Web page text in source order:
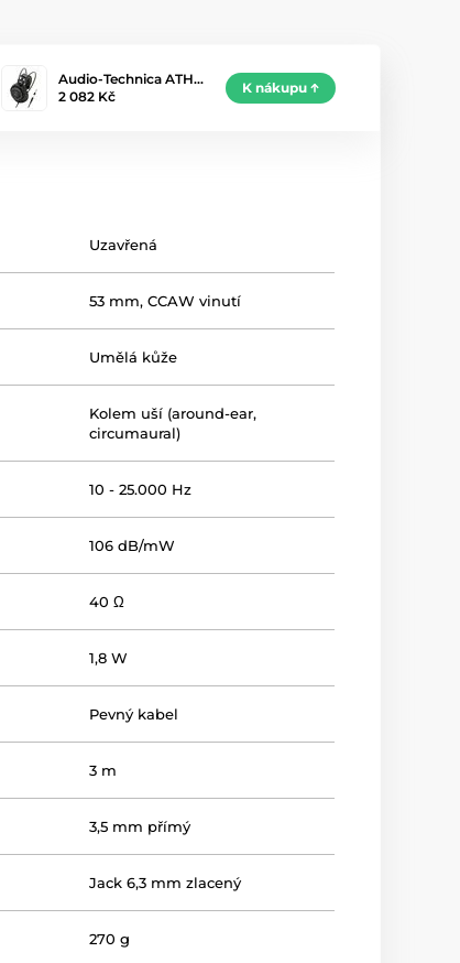
Audio-Technica ATH…
2 082 Kč
K nákupu
Uzavřená
53 mm, CCAW vinutí
Umělá kůže
Kolem uší (around-ear,
circumaural)
10 - 25.000 Hz
106 dB/mW
40 Ω
1,8 W
Pevný kabel
3 m
3,5 mm přímý
Jack 6,3 mm zlacený
270 g